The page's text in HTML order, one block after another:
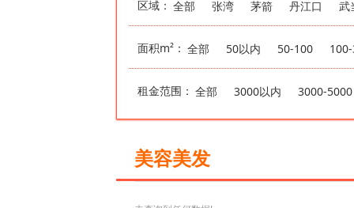
区域： 全部 张湾 茅箭 丹江口 武
面积m²： 全部 50以内 50-100
租金范围： 全部 3000以内 3000-5000
美容美发